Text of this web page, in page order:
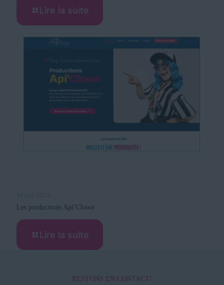
Lire la suite
Les productions Api’Clown
Lire la suite
RESTONS EN CONTACT!